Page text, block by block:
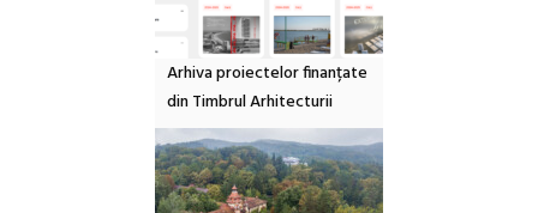
Arhiva proiectelor finanțate
din Timbrul Arhitecturii